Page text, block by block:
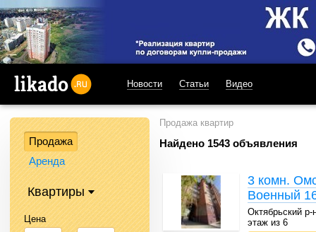
Новости Статьи Видео
Продажа
Аренда
Квартиры
Цена
Продажа квартир
Найдено 1543 объявления
3 комн.
Военный
Октябрьский
этаж из 6